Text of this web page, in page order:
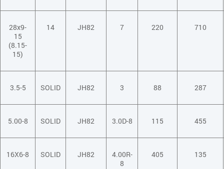
28x9-
15
(8.15-
15)
14 JH82 7 220 710
3.5-5 SOLID JH82 3 88 287
5.00-8 SOLID JH82 3.0D-8 115 455
16X6-8 SOLID JH82
4.00R-
8
405 135